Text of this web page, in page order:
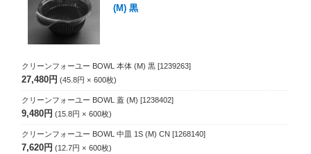
(M) 黒
クリーンフォーユー BOWL 本体 (M) 黒 [1239263]
27,480円 45.8円 600枚
クリーンフォーユー BOWL 蓋 (M) [1238402]
9,480円 15.8円 600枚
クリーンフォーユー BOWL 中皿 1S (M) CN [1268140]
7,620円 12.7円 600枚